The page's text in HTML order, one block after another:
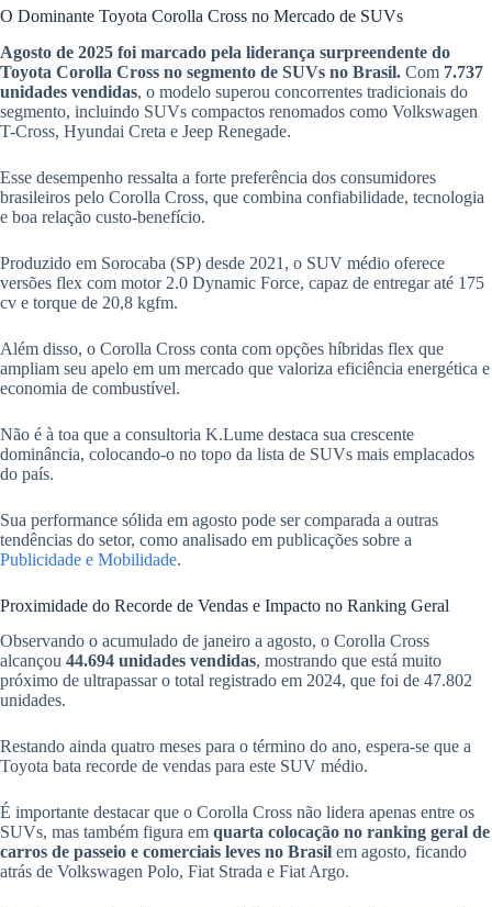
O Dominante Toyota Corolla Cross no Mercado de SUVs
Agosto de 2025 foi marcado pela liderança surpreendente do
Toyota Corolla Cross no segmento de SUVs no Brasil. Com 7.737
unidades vendidas, o modelo superou concorrentes tradicionais do
segmento, incluindo SUVs compactos renomados como Volkswagen
T-Cross, Hyundai Creta e Jeep Renegade.
Esse desempenho ressalta a forte preferência dos consumidores
brasileiros pelo Corolla Cross, que combina confiabilidade, tecnologia
e boa relação custo-benefício.
Produzido em Sorocaba (SP) desde 2021, o SUV médio oferece
versões flex com motor 2.0 Dynamic Force, capaz de entregar até 175
cv e torque de 20,8 kgfm.
Além disso, o Corolla Cross conta com opções híbridas flex que
ampliam seu apelo em um mercado que valoriza eficiência energética e
economia de combustível.
Não é à toa que a consultoria K.Lume destaca sua crescente
dominância, colocando-o no topo da lista de SUVs mais emplacados
do país.
Sua performance sólida em agosto pode ser comparada a outras
tendências do setor, como analisado em publicações sobre a
Publicidade e Mobilidade.
Proximidade do Recorde de Vendas e Impacto no Ranking Geral
Observando o acumulado de janeiro a agosto, o Corolla Cross
alcançou 44.694 unidades vendidas, mostrando que está muito
próximo de ultrapassar o total registrado em 2024, que foi de 47.802
unidades.
Restando ainda quatro meses para o término do ano, espera-se que a
Toyota bata recorde de vendas para este SUV médio.
É importante destacar que o Corolla Cross não lidera apenas entre os
SUVs, mas também figura em quarta colocação no ranking geral de
carros de passeio e comerciais leves no Brasil em agosto, ficando
atrás de Volkswagen Polo, Fiat Strada e Fiat Argo.